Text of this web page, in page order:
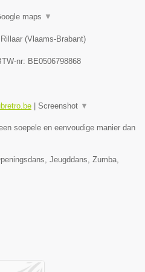
maps ▼
Rillaar (Vlaams-Brabant)
nr: BE0506798868
Screenshot ▼
soepele en eenvoudige manier dan
Jeugddans, Zumba,